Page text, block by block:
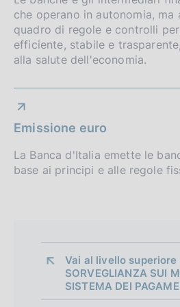
d
i
m
e
n
t
o
che operano in autonomia, ma
quadro di regole e controlli
efficiente, stabile e
alla salute dell'economia.
Emissione euro
La Banca d'Italia emette le
base ai principi e alle regole
Vai al livello superiore
SORVEGLIANZA SUI
SISTEMA DEI